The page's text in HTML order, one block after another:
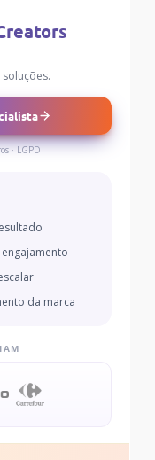
· LGPD
da marca